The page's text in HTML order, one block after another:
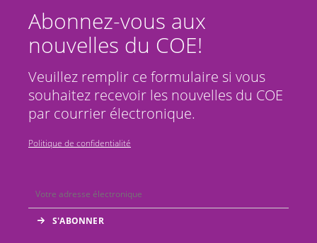
Abonnez-vous aux
nouvelles du COE!
Veuillez remplir ce formulaire si vous
souhaitez recevoir les nouvelles du COE
par courrier électronique.
Politique de confidentialité